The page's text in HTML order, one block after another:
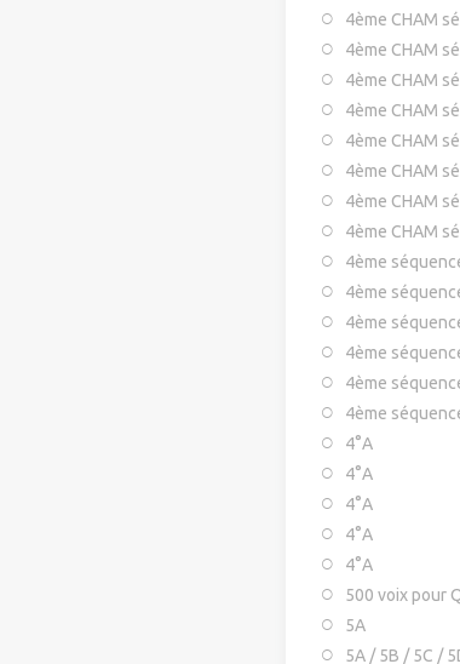
4ème CHAM
4ème CHAM
4ème CHAM
4ème CHAM
4ème CHAM
4ème CHAM
4ème CHAM
4ème CHAM
4ème
4ème
4ème
4ème
4ème
4ème
4°A
4°A
4°A
4°A
4°A
500 voix pour
5A
5A / 5B / 5C /